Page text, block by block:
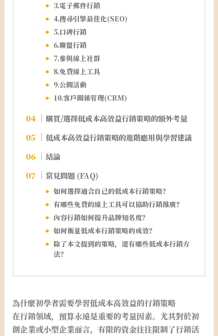
3.電子郵件行銷
4.搜尋引擎最佳化(SEO)
5.口碑行銷
6.聯盟行銷
7.參與線上社群
8.免費線上工具
9.公關活動
10.客戶關係管理(CRM)
購買/選擇低成本高效益行銷策略的額外考量
低成本高效益行銷策略的進階應用與學習建議
結論
常見問題 (FAQ)
如何選擇適合自己的低成本行銷策略？
有哪些免費的線上工具可以協助行銷推廣？
內容行銷如何提升品牌知名度？
如何衡量低成本行銷策略的成效？
除了本文提到的策略，還有哪些低成本行銷方
法？
為什麼初學者需要學習低成本高效益的行銷策略
在行銷領域，預算永遠是重要的考量因素。尤其對於初
創企業或小型企業而言，有限的資金往往限制了行銷活